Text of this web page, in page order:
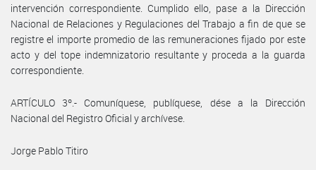
intervención correspondiente. Cumplido ello, pase a la Dirección
Nacional de Relaciones y Regulaciones del Trabajo a fin de que se
registre el importe promedio de las remuneraciones fijado por este
acto y del tope indemnizatorio resultante y proceda a la guarda
correspondiente.
ARTÍCULO 3º.- Comuníquese, publíquese, dése a la Dirección
Nacional del Registro Oficial y archívese.
Jorge Pablo Titiro